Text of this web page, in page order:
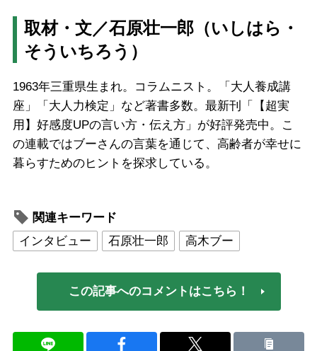
取材・文／石原壮一郎（いしはら・
そういちろう）
1963年三重県生まれ。コラムニスト。「大人養成講
座」「大人力検定」など著書多数。最新刊「【超実
用】好感度UPの言い方・伝え方」が好評発売中。こ
の連載ではブーさんの言葉を通じて、高齢者が幸せに
暮らすためのヒントを探求している。
関連キーワード
インタビュー
石原壮一郎 高木ブー
この記事へのコメントはこちら！